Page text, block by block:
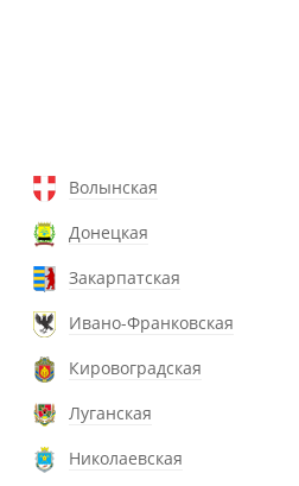
Волынская
Донецкая
Закарпатская
Ивано-Франковская
Кировоградская
Луганская
Николаевская